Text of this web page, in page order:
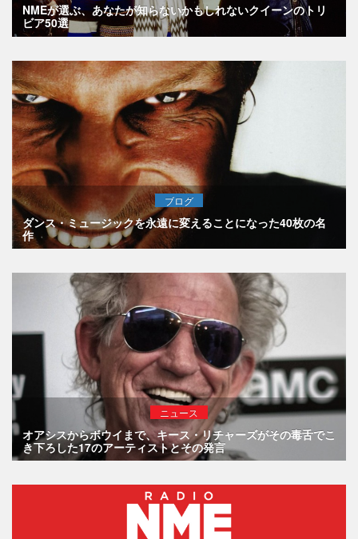
NMEが選ぶ、あなたが知らないかもしれないクイーンのトリ
ビア50選
ブログ
ダンス・ミュージックを永遠に変えることになった40枚の名
作
ニュース
オアシスからボウイまで、キース・リチャーズがその毒舌でこ
き下ろした17のアーティストとその発言